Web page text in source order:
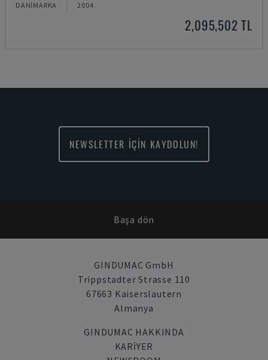
DANIMARKA 2004
2,095,502 TL
NEWSLETTER İÇİN KAYDOLUN!
Başa dön
GINDUMAC GmbH
Trippstadter Strasse 110
67663 Kaiserslautern
Almanya
GINDUMAC HAKKINDA
KARIYER